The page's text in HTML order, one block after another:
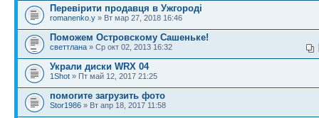
Перевірити продавця в Ужгороді
romanenko.y » Вт мар 27, 2018 16:46
Поможем Островскому Сашеньке!
светтлана » Ср окт 02, 2013 16:32
Украли диски WRX 04
1Shot » Пт май 12, 2017 21:25
помогите загрузить фото
Stor1986 » Вт апр 18, 2017 11:58